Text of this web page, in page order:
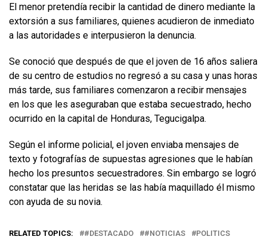
El menor pretendía recibir la cantidad de dinero mediante la
extorsión a sus familiares, quienes acudieron de inmediato
a las autoridades e interpusieron la denuncia.
Se conoció que después de que el joven de 16 años saliera
de su centro de estudios no regresó a su casa y unas horas
más tarde, sus familiares comenzaron a recibir mensajes
en los que les aseguraban que estaba secuestrado, hecho
ocurrido en la capital de Honduras, Tegucigalpa.
Según el informe policial, el joven enviaba mensajes de
texto y fotografías de supuestas agresiones que le habían
hecho los presuntos secuestradores. Sin embargo se logró
constatar que las heridas se las había maquillado él mismo
con ayuda de su novia.
RELATED TOPICS: #DESTACADO #NOTICIAS POLITICS